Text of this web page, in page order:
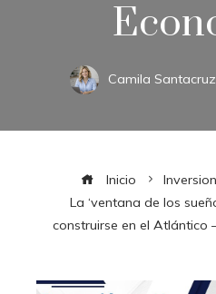
Camila Santacruz
Inicio
La ‘ventana de los
construirse en el Atlántico